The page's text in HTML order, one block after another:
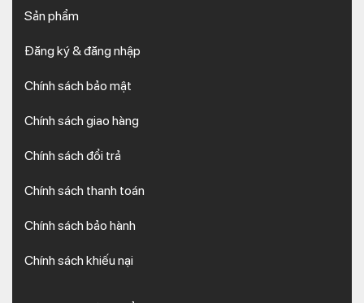
Sản phẩm
Đăng ký & đăng nhập
Chính sách bảo mật
Chính sách giao hàng
Chính sách đổi trả
Chính sách thanh toán
Chính sách bảo hành
Chính sách khiếu nại